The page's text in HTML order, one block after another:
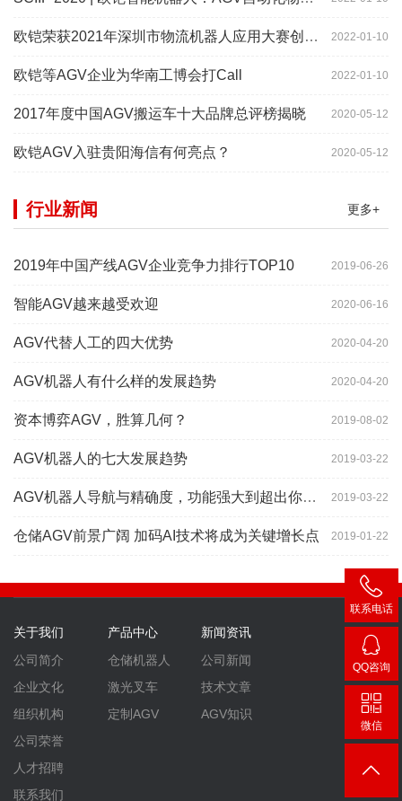
2022-01-10
欧铠荣获2021年深圳市物流机器人应用大赛创新项目奖
2022-01-10
欧铠等AGV企业为华南工博会打Call
2020-05-12
2017年度中国AGV搬运车十大品牌总评榜揭晓
2020-05-12
欧铠AGV入驻贵阳海信有何亮点？
更多+
行业新闻
2019-06-26
2019年中国产线AGV企业竞争力排行TOP10
2020-06-16
智能AGV越来越受欢迎
2020-04-20
AGV代替人工的四大优势
2020-04-20
AGV机器人有什么样的发展趋势
2019-08-02
资本博弈AGV，胜算几何？
2019-03-22
AGV机器人的七大发展趋势
2019-03-22
AGV机器人导航与精确度，功能强大到超出你想象
2019-01-22
仓储AGV前景广阔 加码AI技术将成为关键增长点
关于我们
公司简介
企业文化
组织机构
公司荣誉
人才招聘
联系我们
产品中心
仓储机器人
激光叉车
定制AGV
新闻资讯
公司新闻
技术文章
AGV知识
联系电话
400-
007-
3860
QQ咨询
微信